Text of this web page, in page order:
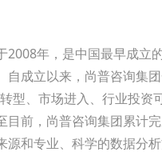
年，是中国最早成立
自成立以来，尚普咨询集
型、市场进入、行业投
目前，尚普咨询集团累计
源和专业、科学的数据分